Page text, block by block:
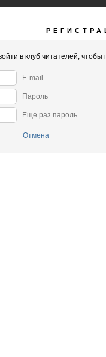
в клуб читателей, чтобы
E-mail
Пароль
Еще раз пароль
Отмена